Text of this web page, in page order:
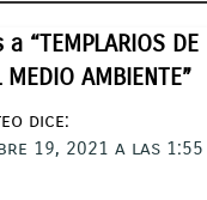
“TEMPLARIOS DE
AMBIENTE”
dice:
19, 2021 a las 1:55